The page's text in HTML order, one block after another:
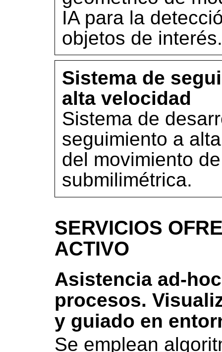
IA para la
objetos de interés.
Sistema de
alta velocidad
Sistema de
seguimiento a
del movimiento
submilimétrica.
SERVICIOS
ACTIVO
Asistencia ad-
procesos.
y guiado en
Se emplean